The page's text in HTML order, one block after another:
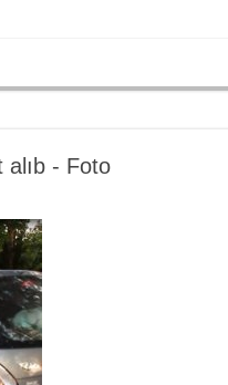
alıb - Foto